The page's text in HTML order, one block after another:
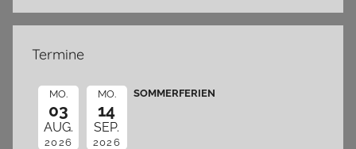
Termine
MO.
03
AUG.
2026
MO.
14
SEP.
2026
SOMMERFERIEN